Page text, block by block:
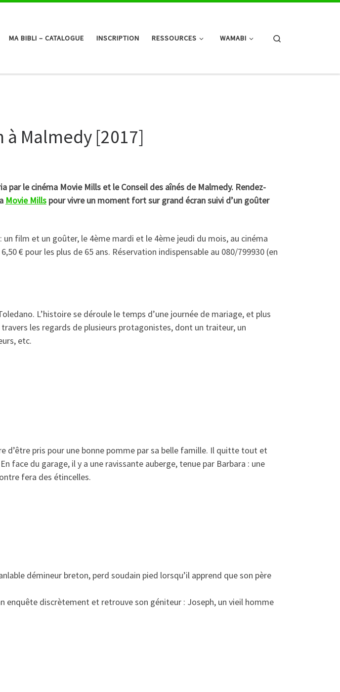
MA BIBLI – CATALOGUE INSCRIPTION RESSOURCES WAMABI
à Malmedy [2017]
par le cinéma Movie Mills et le Conseil des aînés de Malmedy. Rendez-
Movie Mills pour vivre un moment fort sur grand écran suivi d’un goûter
film et un goûter, le 4ème mardi et le 4ème jeudi du mois, au cinéma
€ pour les plus de 65 ans. Réservation indispensable au 080/799930 (en
L’histoire se déroule le temps d’une journée de mariage, et plus
les regards de plusieurs protagonistes, dont un traiteur, un
etc.
d’être pris pour une bonne pomme par sa belle famille. Il quitte tout et
face du garage, il y a une ravissante auberge, tenue par Barbara : une
fera des étincelles.
démineur breton, perd soudain pied lorsqu’il apprend que son père
enquête discrètement et retrouve son géniteur : Joseph, un vieil homme